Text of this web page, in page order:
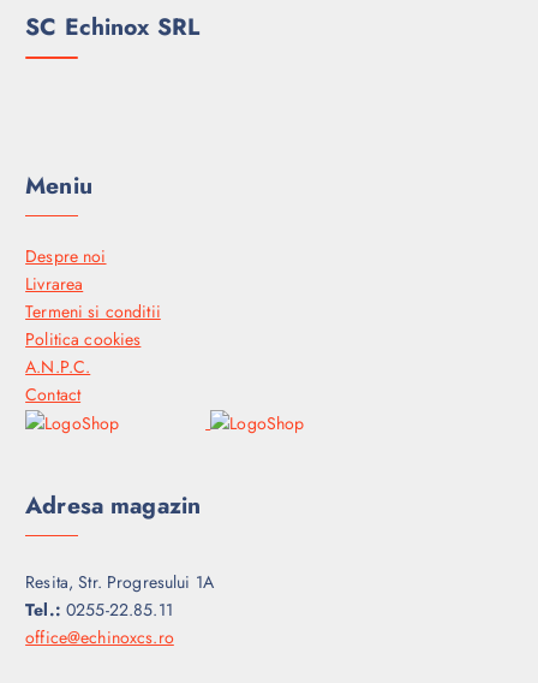
SC Echinox SRL
Meniu
Despre noi
Livrarea
Termeni si conditii
Politica cookies
A.N.P.C.
Contact
Adresa magazin
Resita, Str. Progresului 1A
Tel.: 0255-22.85.11
office@echinoxcs.ro